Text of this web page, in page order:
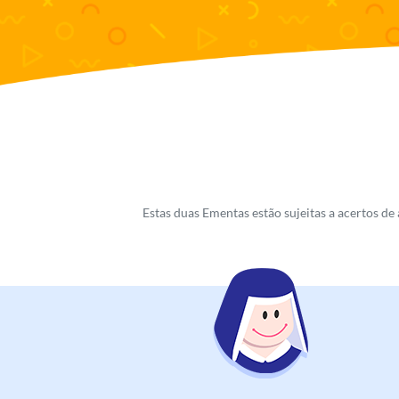
Estas duas Ementas estão sujeitas a acertos